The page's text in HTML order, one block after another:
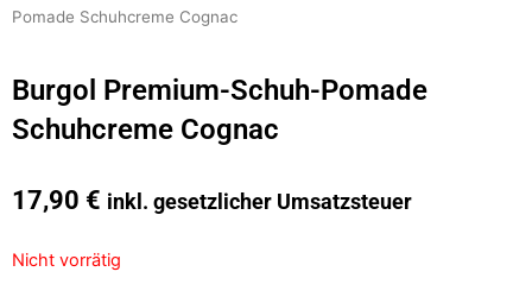
Pomade Schuhcreme Cognac
Burgol Premium-Schuh-Pomade
Schuhcreme Cognac
17,90 € inkl. gesetzlicher Umsatzsteuer
Nicht vorrätig